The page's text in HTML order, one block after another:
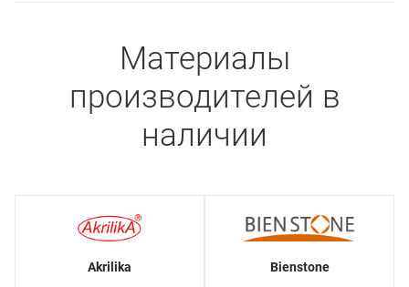
Материалы
производителей в
наличии
Akrilika Bienstone